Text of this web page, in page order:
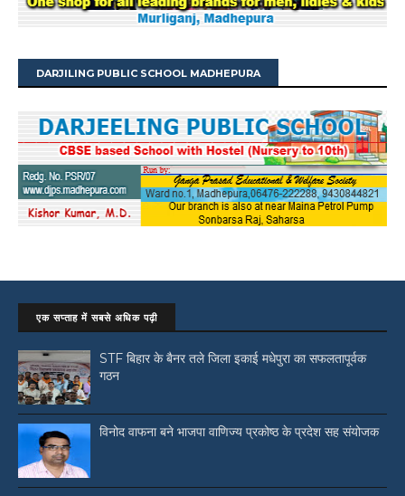
DARJILING PUBLIC SCHOOL MADHEPURA
एक सप्ताह में सबसे अधिक पढ़ी
STF बिहार के बैनर तले जिला इकाई मधेपुरा का सफलतापूर्वक
गठन
विनोद वाफना बने भाजपा वाणिज्य प्रकोष्ठ के प्रदेश सह संयोजक